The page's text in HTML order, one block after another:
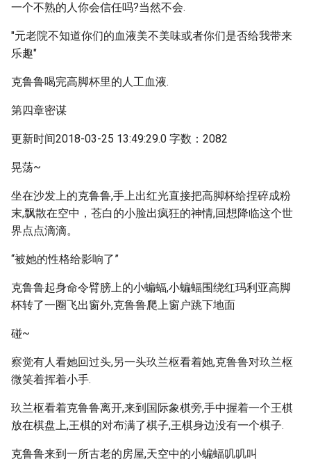
一个不熟的人你会信任吗?当然不会.
"元老院不知道你们的血液美不美味或者你们是否给我带来
乐趣"
克鲁鲁喝完高脚杯里的人工血液.
第四章密谋
更新时间2018-03-25 13:49:29.0 字数：2082
晃荡~
坐在沙发上的克鲁鲁,手上出红光直接把高脚杯给捏碎成粉
末,飘散在空中，苍白的小脸出疯狂的神情,回想降临这个世
界点点滴滴。
“被她的性格给影响了”
克鲁鲁起身命令臂膀上的小蝙蝠,小蝙蝠围绕红玛利亚高脚
杯转了一圈飞出窗外,克鲁鲁爬上窗户跳下地面
碰~
察觉有人看她回过头,另一头玖兰枢看着她,克鲁鲁对玖兰枢
微笑着挥着小手.
玖兰枢看着克鲁鲁离开,来到国际象棋旁,手中握着一个王棋
放在棋盘上,王棋的对布满了棋子,王棋身边没有一个棋子.
克鲁鲁来到一所古老的房屋,天空中的小蝙蝠叽叽叫